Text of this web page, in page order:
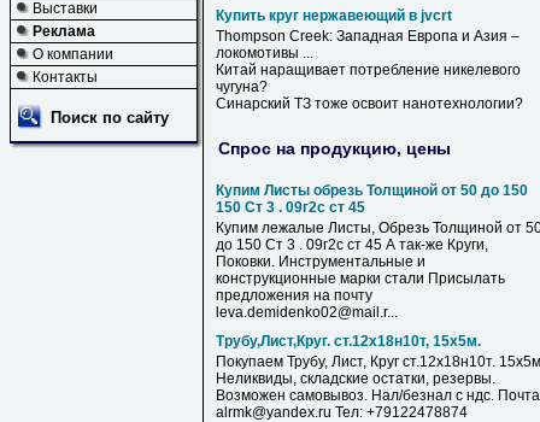
Выставки
Реклама
О компании
Контакты
Поиск по сайту
Купить круг нержавеющий в jvcrt
Thompson Creek: Западная Европа и Азия –
локомотивы ...
Китай наращивает потребление никелевого
чугуна?
Синарский ТЗ тоже освоит нанотехнологии?
Спрос на продукцию, цены
Купим Листы обрезь Толщиной от 50 до 150
150 Ст 3 . 09г2с ст 45
Купим лежалые Листы, Обрезь Толщиной от
до 150 Ст 3 . 09г2с ст 45 А так-же Круги,
Поковки. Инструментальные и
конструкционные марки стали Присылать
предложения на почту
leva.demidenko02@mail.r...
Трубу,Лист,Круг. ст.12х18н10т, 15х5м.
Покупаем Трубу, Лист, Круг ст.12х18н10т.
Неликвиды, складские остатки, резервы.
Возможен самовывоз. Нал/безнал с ндс.
alrmk@yandex.ru Тел: +79122478874